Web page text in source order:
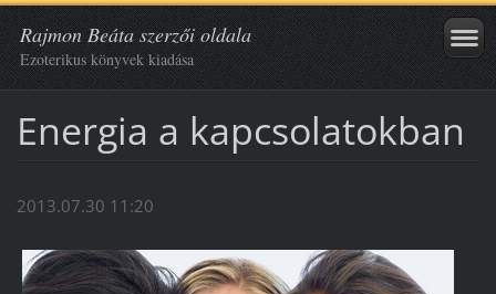
Rajmon Beáta szerzői oldala
Ezoterikus könyvek kiadása
Energia a kapcsolatokban
2013.07.30 11:20